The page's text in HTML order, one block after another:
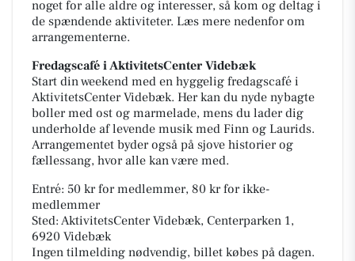
noget for alle aldre og interesser, så kom og deltag i
de spændende aktiviteter. Læs mere nedenfor om
arrangementerne.
Fredagscafé i AktivitetsCenter Videbæk
Start din weekend med en hyggelig fredagscafé i
AktivitetsCenter Videbæk. Her kan du nyde nybagte
boller med ost og marmelade, mens du lader dig
underholde af levende musik med Finn og Laurids.
Arrangementet byder også på sjove historier og
fællessang, hvor alle kan være med.
Entré: 50 kr for medlemmer, 80 kr for ikke-
medlemmer
Sted: AktivitetsCenter Videbæk, Centerparken 1,
6920 Videbæk
Ingen tilmelding nødvendig, billet købes på dagen.